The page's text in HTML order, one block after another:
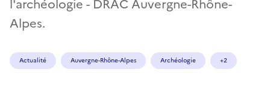
l'archéologie - DRAC Auvergne-Rhône-
Alpes.
Actualité Auvergne-Rhône-Alpes Archéologie +2